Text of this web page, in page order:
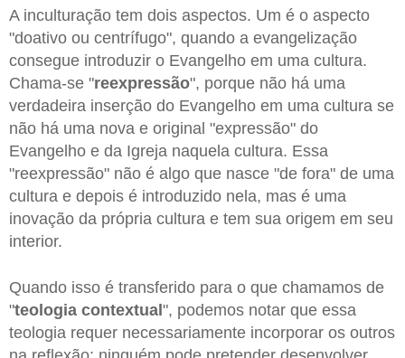
A inculturação tem dois aspectos. Um é o aspecto
"doativo ou centrífugo", quando a evangelização
consegue introduzir o Evangelho em uma cultura.
Chama-se "reexpressão", porque não há uma
verdadeira inserção do Evangelho em uma cultura se
não há uma nova e original "expressão" do
Evangelho e da Igreja naquela cultura. Essa
"reexpressão" não é algo que nasce "de fora" de uma
cultura e depois é introduzido nela, mas é uma
inovação da própria cultura e tem sua origem em seu
interior.
Quando isso é transferido para o que chamamos de
"teologia contextual ", podemos notar que essa
teologia requer necessariamente incorporar os outros